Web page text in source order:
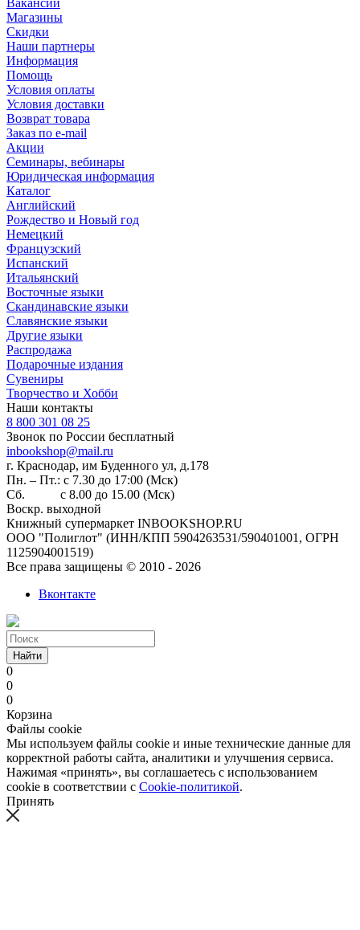
Магазины
Скидки
Наши партнеры
Информация
Помощь
Условия оплаты
Условия доставки
Возврат товара
Заказ по e-mail
Акции
Семинары, вебинары
Юридическая информация
Каталог
Английский
Рождество и Новый год
Немецкий
Французский
Испанский
Итальянский
Восточные языки
Скандинавские языки
Славянские языки
Другие языки
Распродажа
Подарочные издания
Сувениры
Творчество и Хобби
Наши контакты
8 800 301 08 25
Звонок по России бесплатный
inbookshop@mail.ru
г. Краснодар, им Буденного ул, д.178
Пн. – Пт.: с 7.30 до 17:00 (Мск)
Сб. с 8.00 до 15.00 (Мск)
Воскр. выходной
Книжный супермаркет INBOOKSHOP.RU
ООО "Полиглот" (ИНН/КПП 5904263531/590401001, ОГРН
1125904001519)
Все права защищены © 2010 - 2026
Вконтакте
Найти
0
0
0
Корзина
Файлы cookie
Мы используем файлы cookie и иные технические данные для
корректной работы сайта, аналитики и улучшения сервиса.
Нажимая «принять», вы соглашаетесь с использованием
cookie в соответствии с Cookie-политикой.
Принять